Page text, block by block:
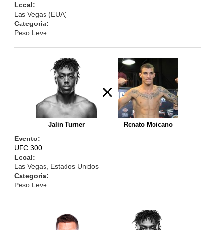
Local:
Las Vegas (EUA)
Categoria:
Peso Leve
Jalin Turner Renato Moicano
Evento:
UFC 300
Local:
Las Vegas, Estados Unidos
Categoria:
Peso Leve